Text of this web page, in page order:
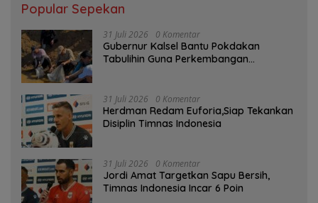
Popular Sepekan
31 Juli 2026 0 Komentar
Gubernur Kalsel Bantu Pokdakan
Tabulihin Guna Perkembangan
31 Juli 2026 0 Komentar
Herdman Redam Euforia,Siap Tekankan
Disiplin Timnas Indonesia
31 Juli 2026 0 Komentar
Jordi Amat Targetkan Sapu Bersih,
Timnas Indonesia Incar 6 Poin